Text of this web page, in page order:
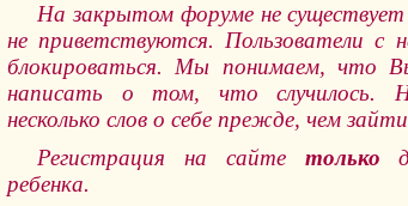
На закрытом форуме не
не приветствуются. Пользователи с
блокироваться. Мы понимаем, что
написать о том, что случилось.
несколько слов о себе прежде, чем
Регистрация на сайте только
ребенка.